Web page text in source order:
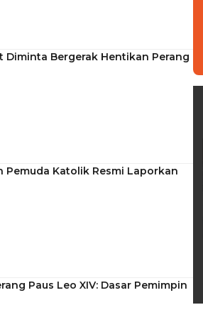
Diminta Bergerak Hentikan Perang
Pemuda Katolik Resmi Laporkan
Paus Leo XIV: Dasar Pemimpin